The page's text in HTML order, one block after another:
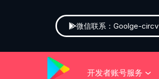
微信联系：Goolge-circv
开发者账号服务